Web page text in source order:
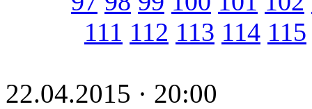
111 112 113 114 115
22.04.2015 · 20:00